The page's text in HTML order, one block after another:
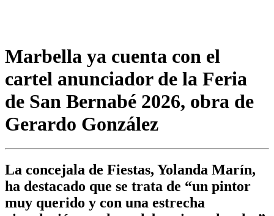
Marbella ya cuenta con el
cartel anunciador de la Feria
de San Bernabé 2026, obra de
Gerardo González
La concejala de Fiestas, Yolanda Marín,
ha destacado que se trata de “un pintor
muy querido y con una estrecha